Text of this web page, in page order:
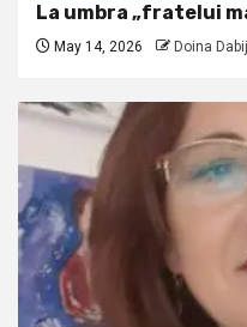
La umbra „fratelui
May 14, 2026 Doina